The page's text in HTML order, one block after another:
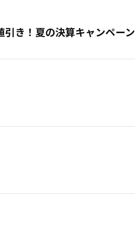
引き！夏の決算キャンペーン